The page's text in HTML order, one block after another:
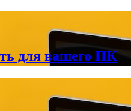
для вашего ПК